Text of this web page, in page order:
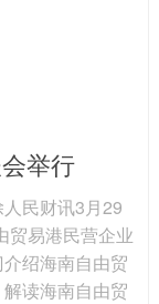
举行
民财讯3月29
贸易港民营企业
绍海南自由贸
读海南自由贸